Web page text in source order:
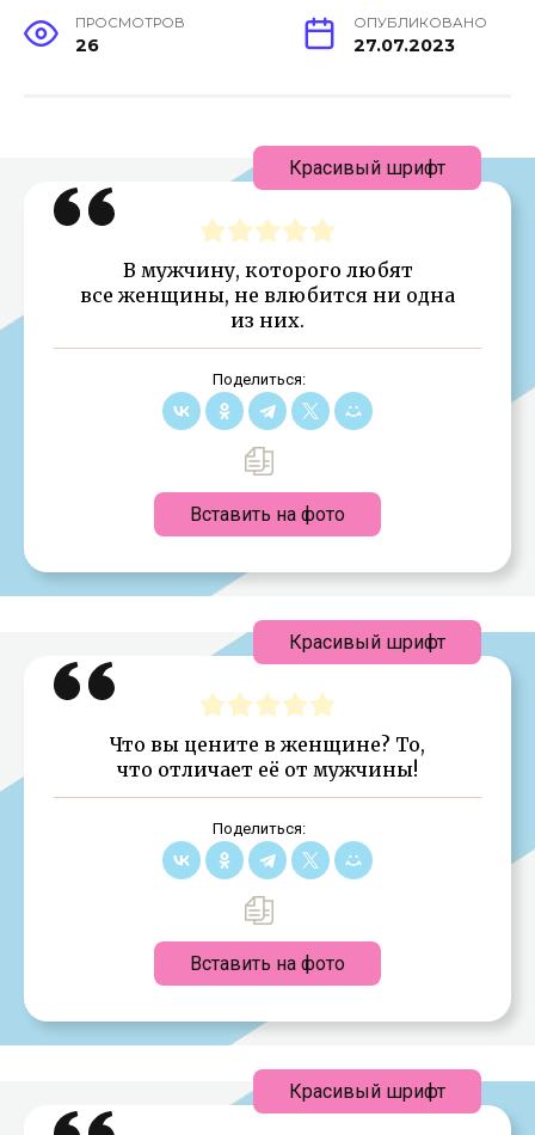
ПРОСМОТРОВ
26
ОПУБЛИКОВАНО
27.07.2023
В мужчину, которого любят
все женщины, не влюбится ни одна
из них.
Поделиться:
Вставить на фото
Красивый шрифт
Что вы цените в женщине? То,
что отличает её от мужчины!
Поделиться:
Вставить на фото
Красивый шрифт
Красивый шрифт